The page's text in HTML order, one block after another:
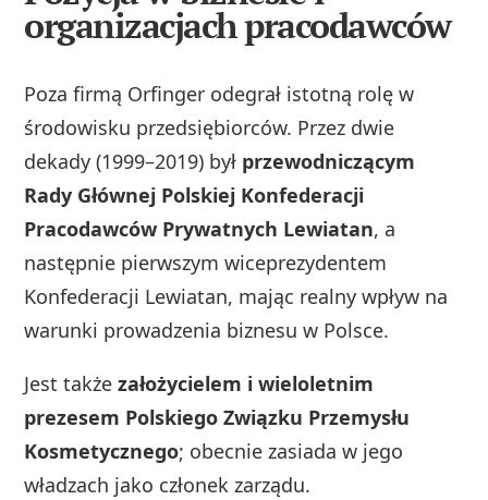
organizacjach pracodawców
Poza firmą Orfinger odegrał istotną rolę w
środowisku przedsiębiorców. Przez dwie
dekady (1999–2019) był przewodniczącym
Rady Głównej Polskiej Konfederacji
Pracodawców Prywatnych Lewiatan, a
następnie pierwszym wiceprezydentem
Konfederacji Lewiatan, mając realny wpływ na
warunki prowadzenia biznesu w Polsce.
Jest takżezałożycielem i wieloletnim
prezesem Polskiego Związku Przemysłu
Kosmetycznego; obecnie zasiada w jego
władzach jako członek zarządu.